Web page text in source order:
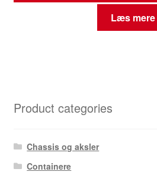
Læs mere
Product categories
Chassis og aksler
Containere